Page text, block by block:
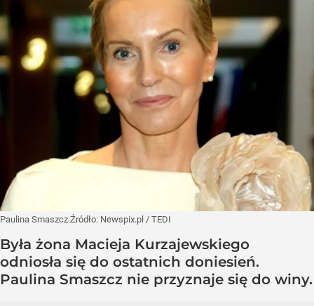
Paulina Smaszcz Źródło: Newspix.pl / TEDI
Była żona Macieja Kurzajewskiego
odniosła się do ostatnich doniesień.
Paulina Smaszcz nie przyznaje się do winy.